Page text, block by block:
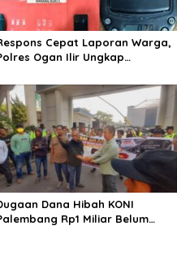
Cepat Laporan Warga,
Ogan Ilir Ungkap
Dana Hibah KONI
Rp1 Miliar Belum